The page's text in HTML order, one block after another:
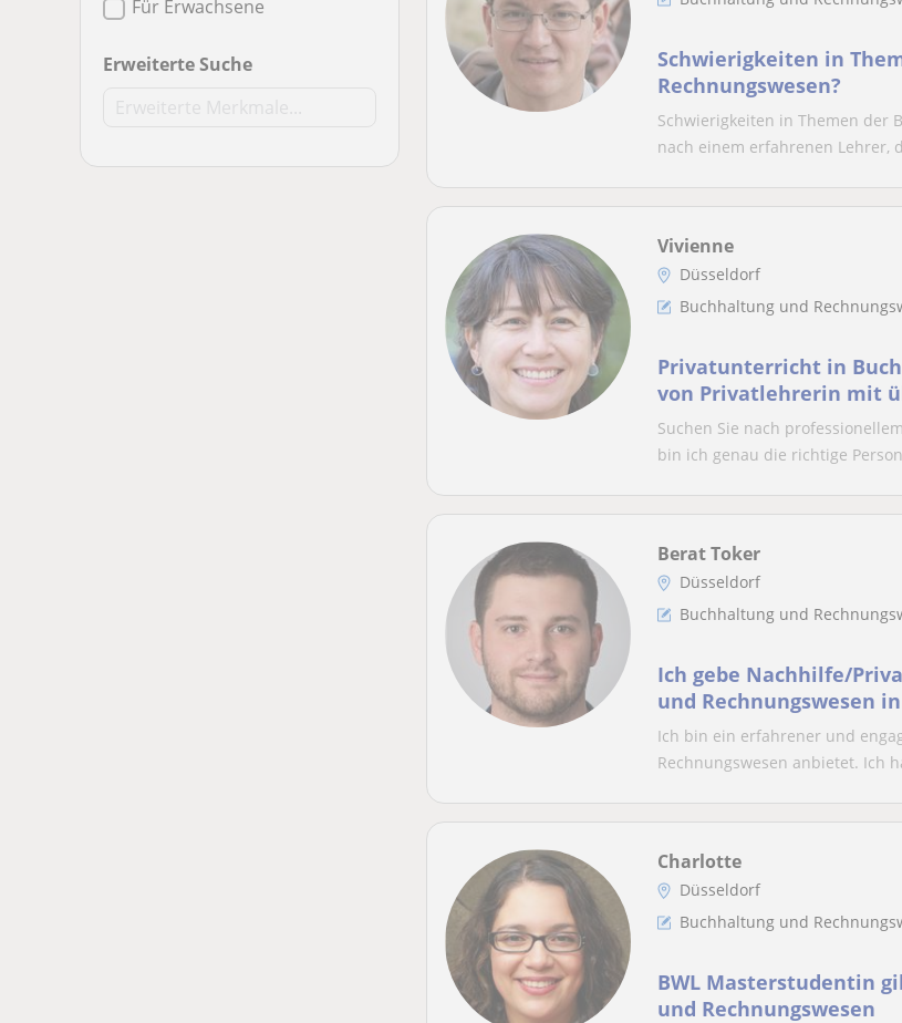
Für Erwachsene
Erweiterte Suche
Schwierigkeiten in
Rechnungswesen?
Schwierigkeiten in Themen der
nach einem erfahrenen Lehrer,
Vivienne
Düsseldorf
Buchhaltung und
Privatunterricht in
von Privatlehrerin mit
Suchen Sie nach
bin ich genau die richtige
Berat Toker
Düsseldorf
Buchhaltung und
Ich gebe Nachhilfe/
und Rechnungswesen
Ich bin ein erfahrener und
Rechnungswesen anbietet. Ich
Charlotte
Düsseldorf
Buchhaltung und
BWL Masterstudentin
und Rechnungswesen